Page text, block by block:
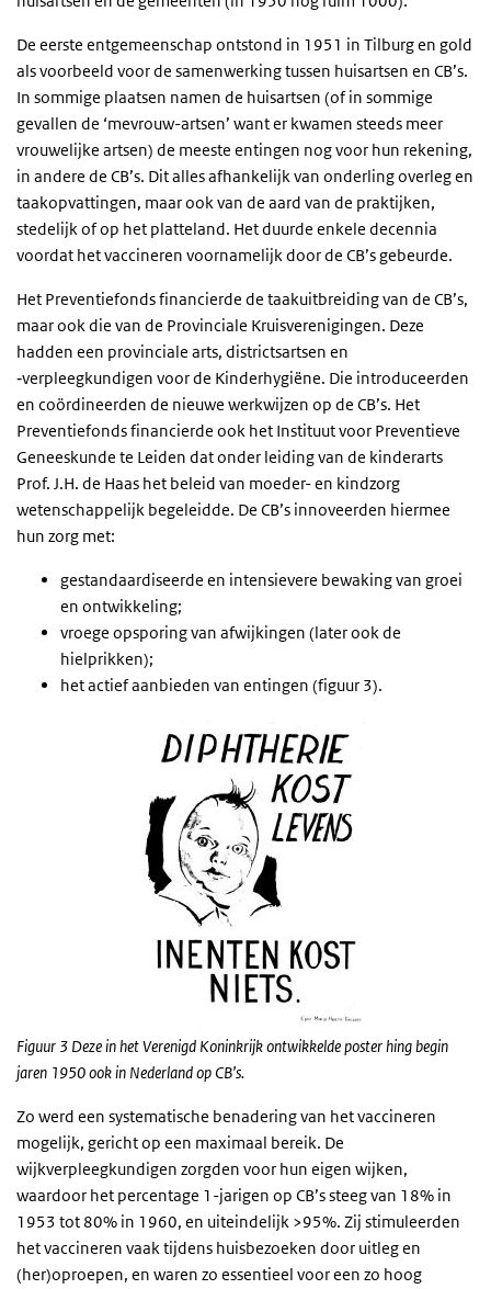
De eerste entgemeenschap ontstond in 1951 in Tilburg en gold
als voorbeeld voor de samenwerking tussen huisartsen en CB’s.
In sommige plaatsen namen de huisartsen (of in sommige
gevallen de ‘mevrouw-artsen’ want er kwamen steeds meer
vrouwelijke artsen) de meeste entingen nog voor hun rekening,
in andere de CB’s. Dit alles afhankelijk van onderling overleg en
taakopvattingen, maar ook van de aard van de praktijken,
stedelijk of op het platteland. Het duurde enkele decennia
voordat het vaccineren voornamelijk door de CB’s gebeurde.
Het Preventiefonds financierde de taakuitbreiding van de CB’s,
maar ook die van de Provinciale Kruisverenigingen. Deze
hadden een provinciale arts, districtsartsen en
‑verpleegkundigen voor de Kinderhygiëne. Die introduceerden
en coördineerden de nieuwe werkwijzen op de CB’s. Het
Preventiefonds financierde ook het Instituut voor Preventieve
Geneeskunde te Leiden dat onder leiding van de kinderarts
Prof. J.H. de Haas het beleid van moeder- en kindzorg
wetenschappelijk begeleidde. De CB’s innoveerden hiermee
hun zorg met:
gestandaardiseerde en intensievere bewaking van groei
en ontwikkeling;
vroege opsporing van afwijkingen (later ook de
hielprikken);
het actief aanbieden van entingen (figuur 3).
Figuur 3 Deze in het Verenigd Koninkrijk ontwikkelde poster hing begin
jaren 1950 ook in Nederland op CB’s.
Zo werd een systematische benadering van het vaccineren
mogelijk, gericht op een maximaal bereik. De
wijkverpleegkundigen zorgden voor hun eigen wijken,
waardoor het percentage 1-jarigen op CB’s steeg van 18% in
1953 tot 80% in 1960, en uiteindelijk >95%. Zij stimuleerden
het vaccineren vaak tijdens huisbezoeken door uitleg en
(her)oproepen, en waren zo essentieel voor een zo hoog